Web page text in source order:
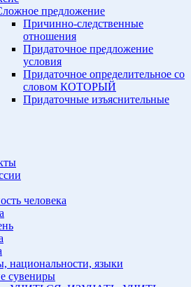
предложение
Причинно-следственные
отношения
Придаточное предложение
условия
Придаточное определительное со
словом КОТОРЫЙ
Придаточные изъяснительные
человека
национальности, языки
сувениры